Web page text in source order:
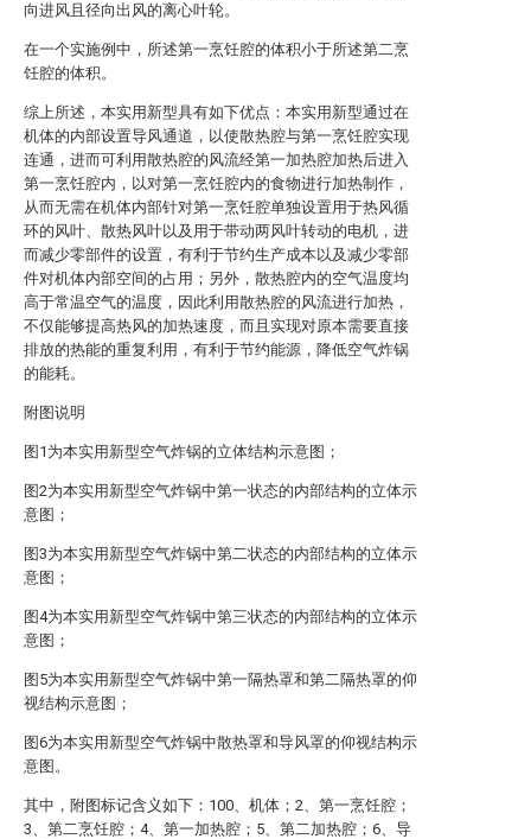
向进风且径向出风的离心叶轮。
在一个实施例中，所述第一烹饪腔的体积小于所述第二烹
饪腔的体积。
综上所述，本实用新型具有如下优点：本实用新型通过在
机体的内部设置导风通道，以使散热腔与第一烹饪腔实现
连通，进而可利用散热腔的风流经第一加热腔加热后进入
第一烹饪腔内，以对第一烹饪腔内的食物进行加热制作，
从而无需在机体内部针对第一烹饪腔单独设置用于热风循
环的风叶、散热风叶以及用于带动两风叶转动的电机，进
而减少零部件的设置，有利于节约生产成本以及减少零部
件对机体内部空间的占用；另外，散热腔内的空气温度均
高于常温空气的温度，因此利用散热腔的风流进行加热，
不仅能够提高热风的加热速度，而且实现对原本需要直接
排放的热能的重复利用，有利于节约能源，降低空气炸锅
的能耗。
附图说明
图1为本实用新型空气炸锅的立体结构示意图；
图2为本实用新型空气炸锅中第一状态的内部结构的立体示
意图；
图3为本实用新型空气炸锅中第二状态的内部结构的立体示
意图；
图4为本实用新型空气炸锅中第三状态的内部结构的立体示
意图；
图5为本实用新型空气炸锅中第一隔热罩和第二隔热罩的仰
视结构示意图；
图6为本实用新型空气炸锅中散热罩和导风罩的仰视结构示
意图。
其中，附图标记含义如下：100、机体；2、第一烹饪腔；
3、第二烹饪腔；4、第一加热腔；5、第二加热腔；6、导